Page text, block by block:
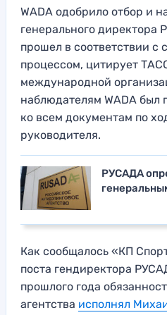
WADA одобрило отбор и
генерального директора
прошел в соответствии с
процессом, цитирует
международной
наблюдателям WADA был
ко всем документам по
руководителя.
РУСАДА
Как сообщалось «КП
поста гендиректора
прошлого года
агентства исполнял